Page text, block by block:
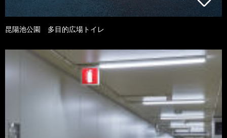
昆陽池公園 多目的広場トイレ